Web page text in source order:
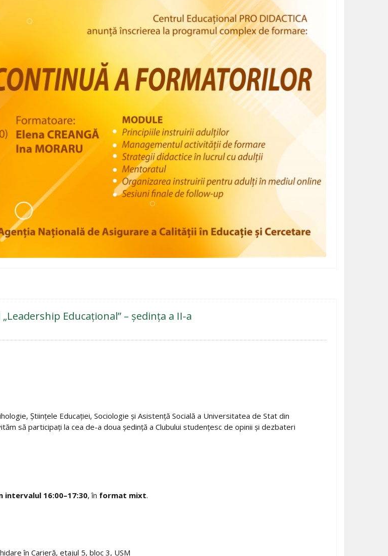
Educațional” – ședința a II-a
Științele Educației, Sociologie și Asistență Socială a Universitatea de Stat din
să participați la cea de-a doua ședință a Clubului studențesc de opinii și dezbateri
intervalul 16:00–17:30, în format mixt.
în Carieră, etajul 5, bloc 3, USM